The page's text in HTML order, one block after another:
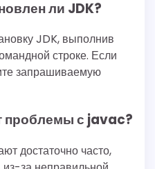
ли JDK?
JDK, выполнив
строке. Если
запрашиваемую
проблемы с javac?
достаточно часто,